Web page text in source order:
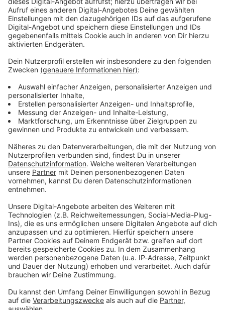
Immer auf dem Laufenden
bleiben!
Verpass' nichts mehr - mit unserem kostenlosen
ANTENNE BAYERN Newsletter. Ob Nachrichten,
Lifestyle oder unsere neuesten Aktionen - wir
informieren dich.
Zum Newsletter anmelden
Du möchtest uns etwas sagen?
Kontaktformular
Sprachnachricht
© dpa-infocom, dpa:260708-930-351399/1